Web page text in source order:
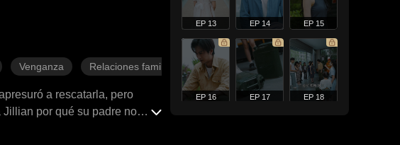
Venganza Relaciones familiares
a rescatarla, pero
por qué su padre no
EP 13 EP 14 EP 15
EP 16 EP 17 EP 18